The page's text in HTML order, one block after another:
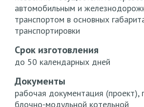
автомобильным и
транспортом в основных
транспортировки
Срок изготовления
до 50 календарных дней
Документы
рабочая документация (проект),
блочно-модульной котельной